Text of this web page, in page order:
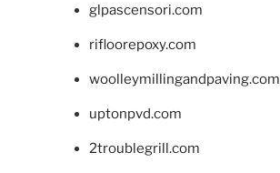
glpascensori.com
rifloorepoxy.com
woolleymillingandpaving.com
uptonpvd.com
2troublegrill.com